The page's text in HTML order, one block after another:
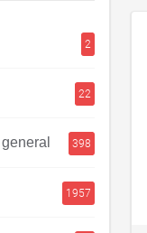
2
22
398
1957